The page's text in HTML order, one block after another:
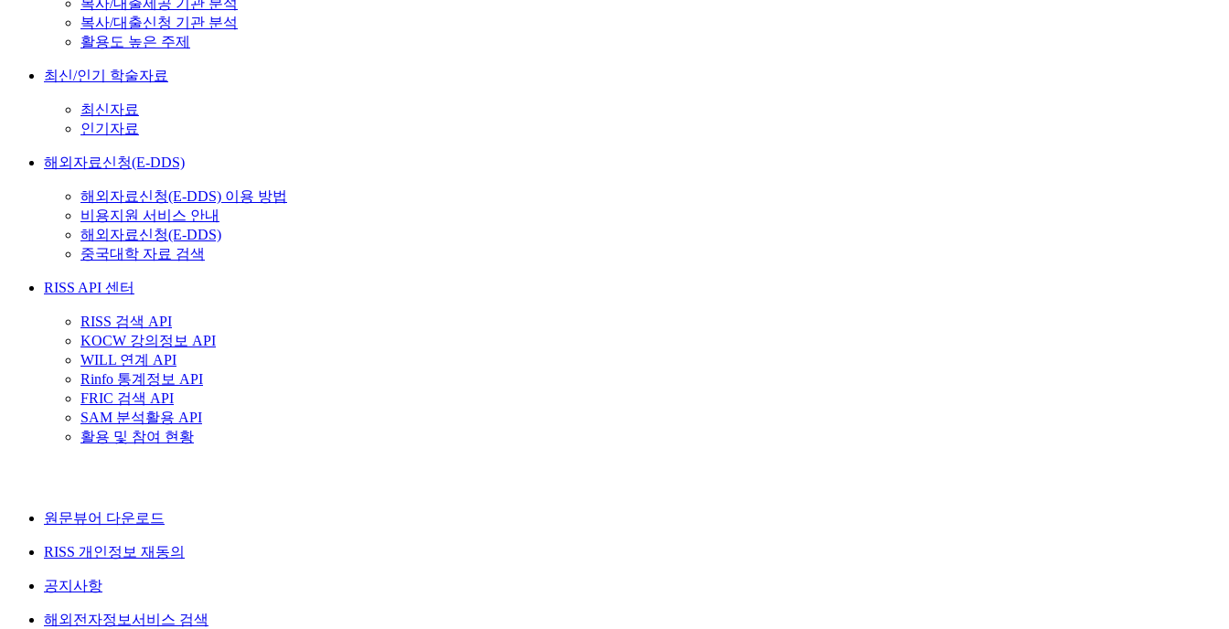
복사/대출제공 기관 분석
복사/대출신청 기관 분석
활용도 높은 주제
최신/인기 학술자료
최신자료
인기자료
해외자료신청(E-DDS)
해외자료신청(E-DDS) 이용 방법
비용지원 서비스 안내
해외자료신청(E-DDS)
중국대학 자료 검색
RISS API 센터
RISS 검색 API
KOCW 강의정보 API
WILL 연계 API
Rinfo 통계정보 API
FRIC 검색 API
SAM 분석활용 API
활용 및 참여 현황
원문뷰어 다운로드
RISS 개인정보 재동의
공지사항
해외전자정보서비스 검색